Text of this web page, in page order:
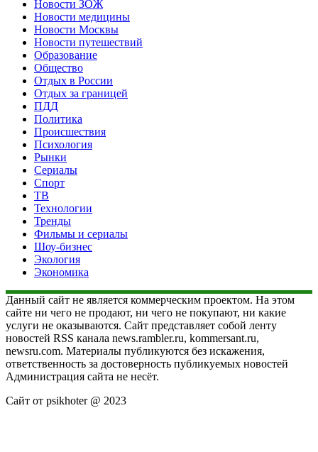
Новости ЗОЖ
Новости медицины
Новости Москвы
Новости путешествий
Образование
Общество
Отдых в России
Отдых за границей
ПДД
Политика
Происшествия
Психология
Рынки
Сериалы
Спорт
ТВ
Технологии
Тренды
Фильмы и сериалы
Шоу-бизнес
Экология
Экономика
Данный сайт не является коммерческим проектом. На этом
сайте ни чего не продают, ни чего не покупают, ни какие
услуги не оказываются. Сайт представляет собой ленту
новостей RSS канала news.rambler.ru, kommersant.ru,
newsru.com. Материалы публикуются без искажения,
ответственность за достоверность публикуемых новостей
Администрация сайта не несёт.
Сайт от psikhoter @ 2023